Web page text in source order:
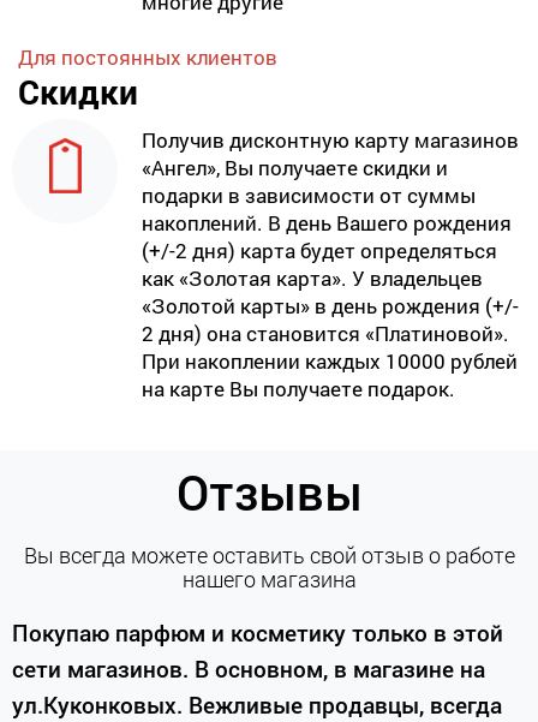
Для постоянных клиентов
Скидки
Получив дисконтную карту магазинов
«Ангел», Вы получаете скидки и
подарки в зависимости от суммы
накоплений. В день Вашего рождения
(+/-2 дня) карта будет определяться
как «Золотая карта». У владельцев
«Золотой карты» в день рождения (+/-
2 дня) она становится «Платиновой».
При накоплении каждых 10000 рублей
на карте Вы получаете подарок.
Отзывы
Вы всегда можете оставить свой отзыв о работе
нашего магазина
Покупаю парфюм и косметику только в этой
сети магазинов. В основном, в магазине на
ул.Куконковых. Вежливые продавцы, всегда